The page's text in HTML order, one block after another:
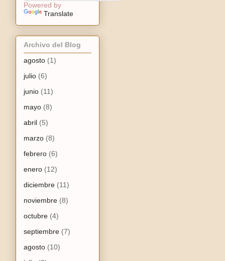
Powered by
Translate
Archivo del Blog
agosto (1)
julio (6)
junio (11)
mayo (8)
abril (5)
marzo (8)
febrero (6)
enero (12)
diciembre (11)
noviembre (8)
octubre (4)
septiembre (7)
agosto (10)